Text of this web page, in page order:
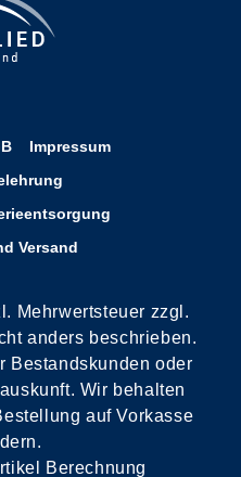
Impressum
Versand
Mehrwertsteuer zzgl.
anders beschrieben.
Bestandskunden oder
Wir behalten
auf Vorkasse
Berechnung